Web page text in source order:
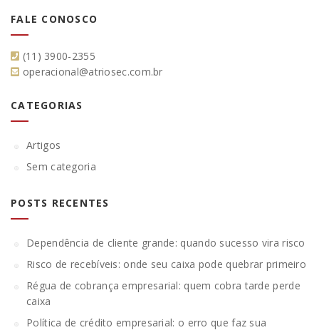
FALE CONOSCO
(11) 3900-2355
operacional@atriosec.com.br
CATEGORIAS
Artigos
Sem categoria
POSTS RECENTES
Dependência de cliente grande: quando sucesso vira risco
Risco de recebíveis: onde seu caixa pode quebrar primeiro
Régua de cobrança empresarial: quem cobra tarde perde
caixa
Política de crédito empresarial: o erro que faz sua